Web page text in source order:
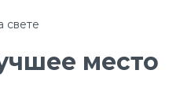
свете
место